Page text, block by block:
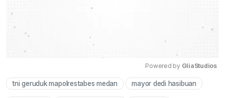
Mute
Powered by GliaStudios
tni geruduk mapolrestabes medan mayor dedi hasibuan